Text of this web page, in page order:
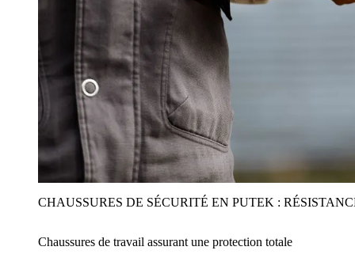
CHAUSSURES DE SÉCURITÉ EN PUTEK :
Chaussures de travail assurant une protection totale